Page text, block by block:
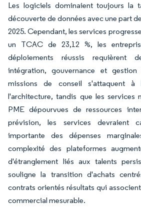
Les logiciels dominaient toujours la
découverte de données avec une part
2025. Cependant, les services
un TCAC de 23,12 %, les
déploiements réussis requièrent
intégration, gouvernance et
missions de conseil s'attaquent à
l'architecture, tandis que les services
PME dépourvues de ressources
prévision, les services devraient
importante des dépenses
complexité des plateformes
d'étranglement liés aux talents
souligne la transition d'achats
contrats orientés résultats qui
commercial mesurable.